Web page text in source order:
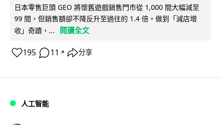
日本零售巨頭 GEO 將懷舊遊戲銷售門市從 1,000 間大幅減至
99 間，但銷售額卻不降反升至過往的 1.4 倍。做到「減店增
收」奇蹟，...
閱讀全文
195 11 ↗ 分享
人工智能